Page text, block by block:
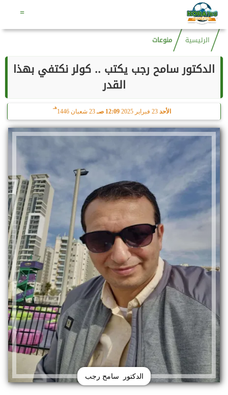
=
الرئيسية منوعات
الدكتور سامح رجب يكتب .. كولر نكتفي بهذا
القدر
الأحد 12:09 صـ 23 شعبان 1446
هـ
الدكتور سامح رجب